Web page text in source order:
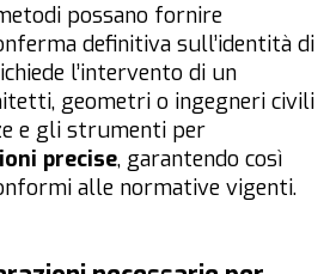
possano fornire
definitiva sull’identità di
l’intervento di un
geometri o ingegneri civili
e gli strumenti per
precise, garantendo così
alle normative vigenti.